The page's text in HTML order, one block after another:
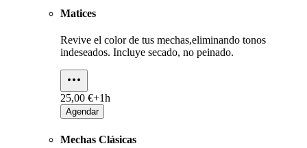
Matices
Revive el color de tus mechas,eliminando tonos
indeseados. Incluye secado, no peinado.
25,00 €+1h
Agendar
Mechas Clásicas